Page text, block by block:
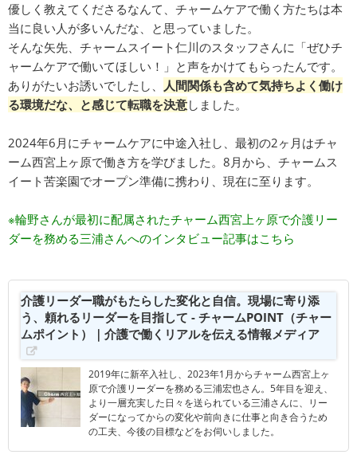
優しく教えてくださるなんて、チャームケアで働く方たちは本
当に良い人が多いんだな、と思っていました。
そんな矢先、チャームスイート仁川のスタッフさんに「ぜひチ
ャームケアで働いてほしい！」と声をかけてもらったんです。
ありがたいお誘いでしたし、 人間関係も含めて気持ちよく働け
る環境だな、と感じて転職を決意しました。
2024年6月にチャームケアに中途入社し、最初の2ヶ月はチャ
ーム西宮上ヶ原で働き方を学びました。8月から、チャームス
イート苦楽園でオープン準備に携わり、現在に至ります。
※輪野さんが最初に配属されたチャーム西宮上ヶ原で介護リー
ダーを務める三浦さんへのインタビュー記事はこちら
介護リーダー職がもたらした変化と自信。現場に寄り添
う、頼れるリーダーを目指して - チャームPOINT（チャー
ムポイント）｜介護で働くリアルを伝える情報メディア
2019年に新卒入社し、2023年1月からチャーム西宮上ヶ
原で介護リーダーを務める三浦宏也さん。5年目を迎え、
より一層充実した日々を送られている三浦さんに、リー
ダーになってからの変化や前向きに仕事と向き合うため
の工夫、今後の目標などをお伺いしました。